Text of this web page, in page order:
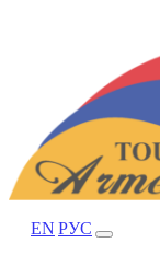
EN РУС